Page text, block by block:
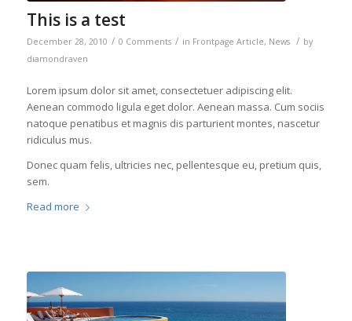
This is a test
December 28, 2010 / 0 Comments / in Frontpage Article, News / by
diamondraven
Lorem ipsum dolor sit amet, consectetuer adipiscing elit.
Aenean commodo ligula eget dolor. Aenean massa. Cum sociis
natoque penatibus et magnis dis parturient montes, nascetur
ridiculus mus.
Donec quam felis, ultricies nec, pellentesque eu, pretium quis,
sem.
Read more